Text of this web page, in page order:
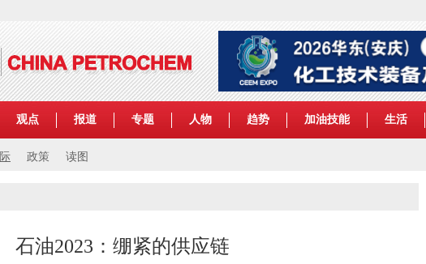
政策 读图
观点 报道 专题 人物 趋势 加油技能 生活
石油2023：绷紧的供应链